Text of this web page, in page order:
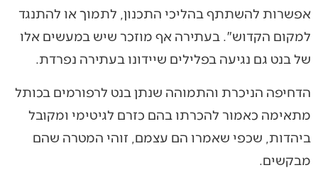
אפשרות להשתתף בהליכי התכנון, לתמוך או להתנגד
למקום הקדוש". בעתירה אף מוזכר שיש במעשים אלו
של בנט גם נגיעה בפלילים שיידונו בעתירה נפרדת.
הדחיפה הניכרת והתמוהה שנתן בנט לרפורמים בכותל
מתאימה כאמור להכרתו בהם כזרם לגיטימי ומקובל
ביהדות, שכפי שאמרו הם עצמם, זוהי המטרה שהם
מבקשים.